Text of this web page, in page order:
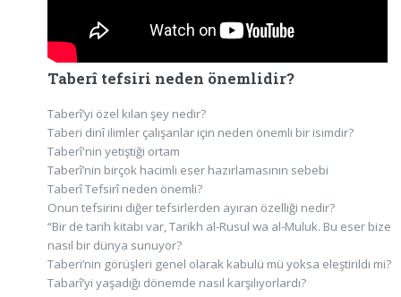
Taberî tefsiri neden önemlidir?
Taberî’yi özel kılan şey nedir?
Taberi dinî ilimler çalışanlar için neden önemli bir isimdir?
Taberî'nin yetiştiği ortam
Taberî’nin birçok hacimli eser hazırlamasının sebebi
Taberî Tefsirî neden önemli?
Onun tefsirini diğer tefsirlerden ayıran özelliği nedir?
“Bir de tarih kitabı var, Tarikh al-Rusul wa al-Muluk. Bu eser bize
nasıl bir dünya sunuyor?
Taberi’nin görüşleri genel olarak kabulü mü yoksa eleştirildi mi?
Tabarî’yi yaşadığı dönemde nasıl karşılıyorlardı?